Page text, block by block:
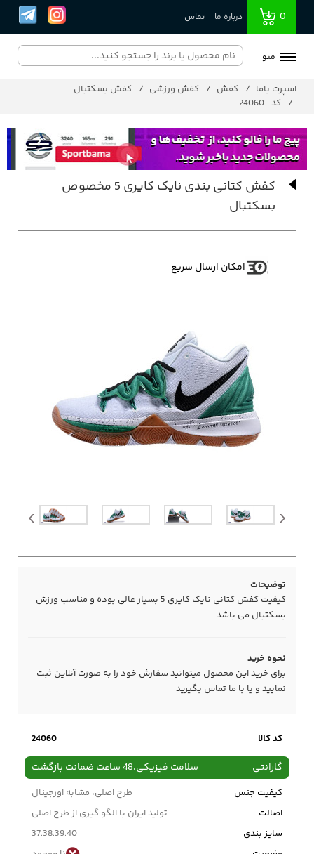
0 درباره ما تماس
منو
اسپرت باما کفش کفش ورزشی
کفش بسکتبال
کد : 24060
کفش کتانی بندی نایک کایری 5 مخصوص
بسکتبال
امکان ارسال سریع
توضیحات
کیفیت کفش کتانی نایک کایری 5 بسیار عالی بوده و مناسب ورزش
بسکتبال می باشد.
نحوه خرید
برای خرید این محصول میتوانید سفارش خود را به صورت آنلاین ثبت
نمایید و یا با ما تماس بگیرید
کد کالا 24060
گارانتی سلامت فیزیکی،48 ساعت ضمانت بازگشت
کیفیت جنس
طرح اصلی، مشابه اورجینال
اصالت
تولید ایران با الگو گیری از طرح اصلی
سایز بندی
37,38,39,40